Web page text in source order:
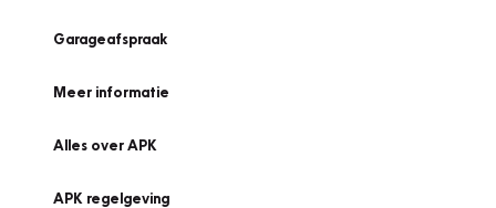
Garageafspraak
Meer informatie
Alles over APK
APK regelgeving